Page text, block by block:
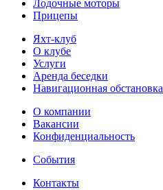
Лодочные моторы
Прицепы
Яхт-клуб
О клубе
Услуги
Аренда беседки
Навигационная обстановка
О компании
Вакансии
Конфиденциальность
События
Контакты